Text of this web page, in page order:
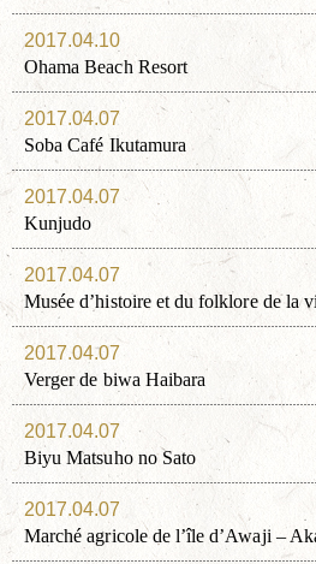
2017.04.10
Ohama Beach Resort
2017.04.07
Soba Café Ikutamura
2017.04.07
Kunjudo
2017.04.07
Musée d’histoire et du folklore de la
2017.04.07
Verger de biwa Haibara
2017.04.07
Biyu Matsuho no Sato
2017.04.07
Marché agricole de l’île d’Awaji –